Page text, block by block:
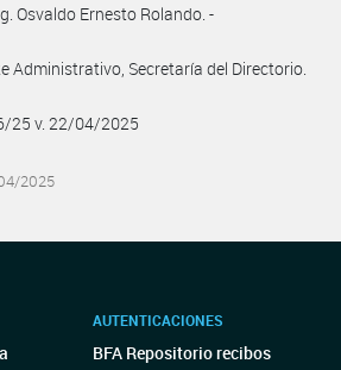
Osvaldo Ernesto Rolando. -
Administrativo, Secretaría del Directorio.
25 v. 22/04/2025
2025
AUTENTICACIONES
BFA Repositorio recibos